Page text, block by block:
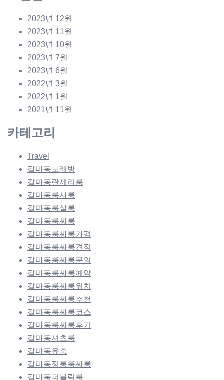
2023년 12월
2023년 11월
2023년 10월
2023년 7월
2023년 6월
2022년 3월
2022년 1월
2021년 11월
카테고리
Travel
갈마동노래방
갈마동란제리룸
갈마동룸사롱
갈마동룸살롱
갈마동룸싸롱
갈마동룸싸롱가격
갈마동룸싸롱견적
갈마동룸싸롱문의
갈마동룸싸롱예약
갈마동룸싸롱위치
갈마동룸싸롱추천
갈마동룸싸롱코스
갈마동룸싸롱후기
갈마동셔츠룸
갈마동유흥
갈마동정통룸싸롱
갈마동퍼블릭룸